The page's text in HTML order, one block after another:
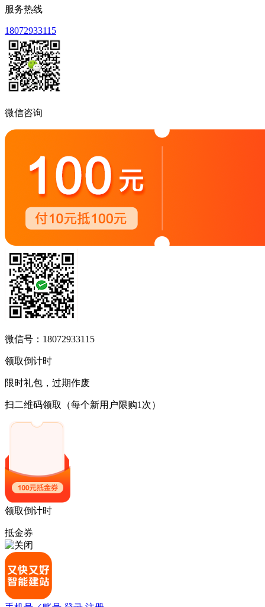
服务热线
18072933115
微信咨询
微信号：18072933115
领取倒计时
限时礼包，过期作废
扫二维码领取 （每个新用户限购1次）
领取倒计时
抵金券